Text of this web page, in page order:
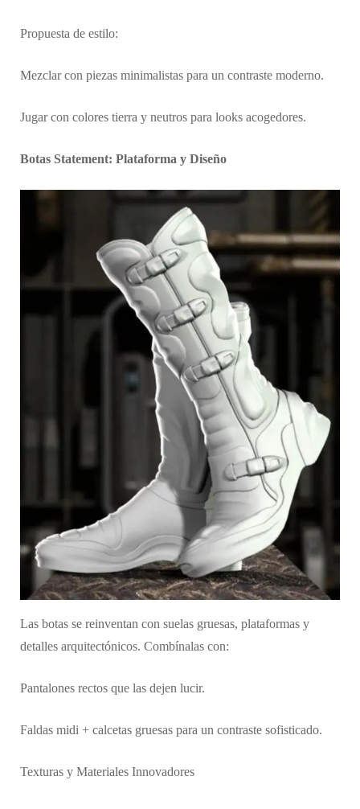
Propuesta de estilo:
Mezclar con piezas minimalistas para un contraste moderno.
Jugar con colores tierra y neutros para looks acogedores.
Botas Statement: Plataforma y Diseño
Las botas se reinventan con suelas gruesas, plataformas y
detalles arquitectónicos. Combínalas con:
Pantalones rectos que las dejen lucir.
Faldas midi + calcetas gruesas para un contraste sofisticado.
Texturas y Materiales Innovadores